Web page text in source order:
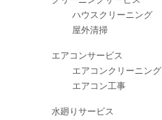
ハウスクリーニング
屋外清掃
エアコンサービス
エアコンクリーニング
エアコン工事
水廻りサービス